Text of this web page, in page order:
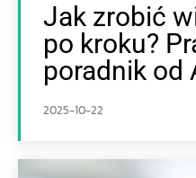
Jak zrobić
po kroku?
poradnik od
2025-10-22